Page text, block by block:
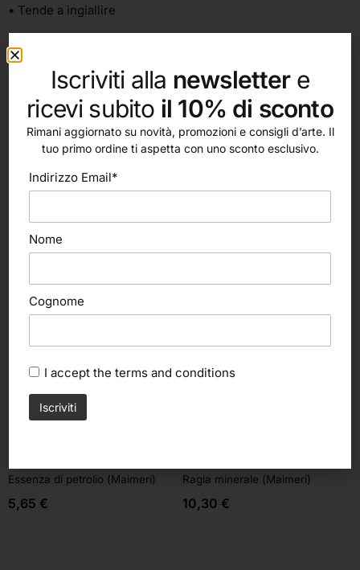
• Tende a ingiallire
altri nostri prodotti
Essenza di petrolio (Maimeri)
5,65 €
Ragia minerale (Maimeri)
10,30 €
Iscriviti alla newslettere
ricevi subito il 10% di sconto
Rimani aggiornato su novità, promozioni e consigli d’arte. Il
tuo primo ordine ti aspetta con uno sconto esclusivo.
Indirizzo Email*
Nome
Cognome
I accept the terms and conditions